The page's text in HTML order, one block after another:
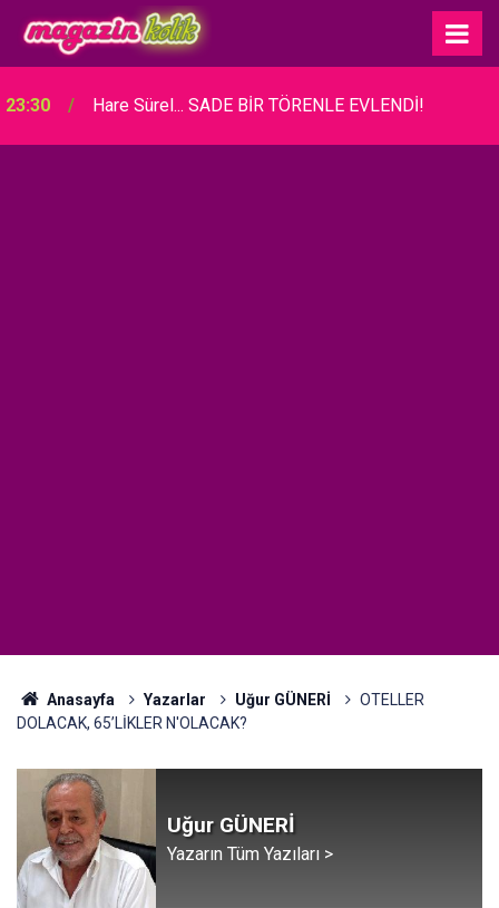
23:30 Hare Sürel... SADE BİR TÖRENLE EVLENDİ!
Anasayfa Yazarlar Uğur GÜNERİ
OTELLER
DOLACAK, 65’LİKLER N'OLACAK?
Uğur GÜNERİ
Yazarın Tüm Yazıları >